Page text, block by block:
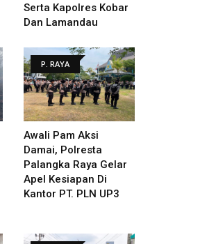
Serta Kapolres Kobar
Dan Lamandau
P. RAYA
Awali Pam Aksi
Damai, Polresta
Palangka Raya Gelar
Apel Kesiapan Di
Kantor PT. PLN UP3